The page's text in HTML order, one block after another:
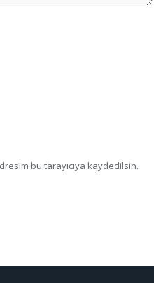
bu tarayıcıya kaydedilsin.